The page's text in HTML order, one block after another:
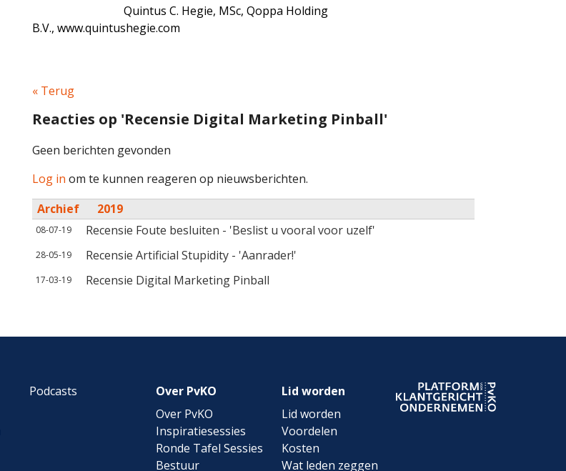
Quintus C. Hegie, MSc, Qoppa Holding
B.V.,www.quintushegie.com
« Terug
Reacties op 'Recensie Digital Marketing Pinball'
Geen berichten gevonden
Log in om te kunnen reageren op nieuwsberichten.
Archief
2019
08-07-19 Recensie Foute besluiten - 'Beslist u vooral voor uzelf'
28-05-19 Recensie Artificial Stupidity - 'Aanrader!'
17-03-19 Recensie Digital Marketing Pinball
Podcasts
Over PvKO
Over PvKO
Inspiratiesessies
Ronde Tafel Sessies
Bestuur
Lid worden
Lid worden
Voordelen
Kosten
Wat leden zeggen